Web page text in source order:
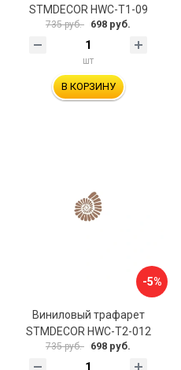
STMDECOR HWC-T1-09
735 руб. 698 руб.
шт
В КОРЗИНУ
-5%
Виниловый трафарет
STMDECOR HWC-T2-012
735 руб. 698 руб.